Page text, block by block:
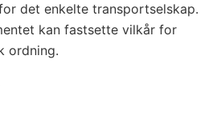
det enkelte transportselskap.
kan fastsette vilkår for
ordning.